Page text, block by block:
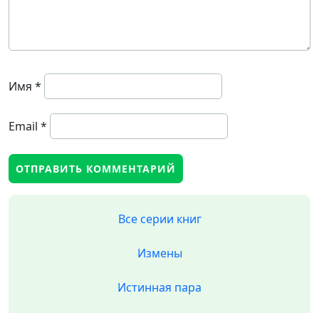
Имя *
Email *
Все серии книг
Измены
Истинная пара